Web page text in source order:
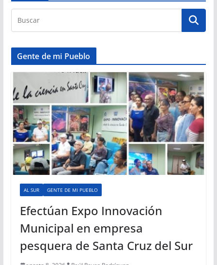
Gente de mi Pueblo
AL SUR GENTE DE MI PUEBLO
Efectúan Expo Innovación
Municipal en empresa
pesquera de Santa Cruz del Sur